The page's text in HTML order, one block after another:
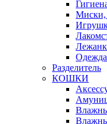
Миски,
Разделитель
КОШКИ